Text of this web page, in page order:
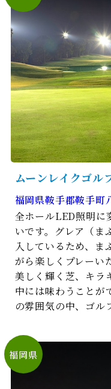
ムーンレイクゴル
福岡県鞍手郡鞍手町
全ホールLED照明に
いです。グレア（ま
入しているため、ま
がら楽しくプレーい
美しく輝く芝、キラ
中には味わうことが
の雰囲気の中、ゴル
福岡県